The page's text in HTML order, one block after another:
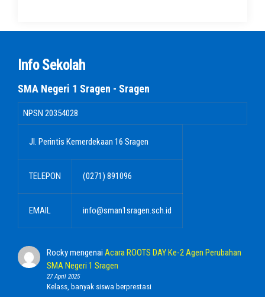
Info Sekolah
SMA Negeri 1 Sragen - Sragen
NPSN 20354028
Jl. Perintis Kemerdekaan 16 Sragen
TELEPON (0271) 891096
EMAIL info@sman1sragen.sch.id
Rockymengenai Acara ROOTS DAY Ke-2 Agen Perubahan
SMA Negeri 1 Sragen
27 April 2025
Kelass, banyak siswa berprestasi